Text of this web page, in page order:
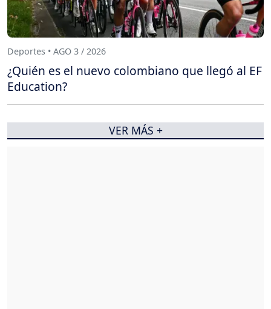
Deportes • AGO 3 / 2026
¿Quién es el nuevo colombiano que llegó al EF
Education?
VER MÁS +